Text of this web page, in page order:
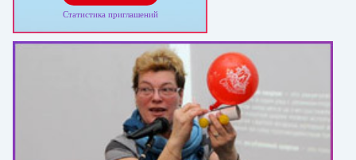
Статистика приглашений